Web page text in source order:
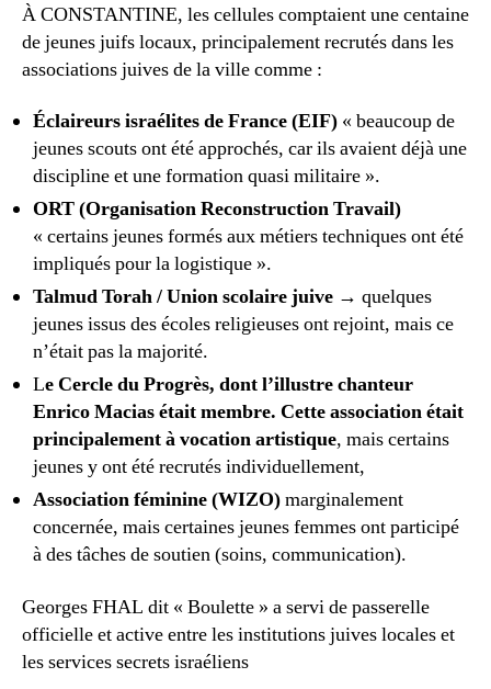
À CONSTANTINE, les cellules comptaient une centaine
de jeunes juifs locaux, principalement recrutés dans les
associations juives de la ville comme :
Éclaireurs israélites de France (EIF) « beaucoup de
jeunes scouts ont été approchés, car ils avaient déjà une
discipline et une formation quasi militaire ».
ORT (Organisation Reconstruction Travail)
« certains jeunes formés aux métiers techniques ont été
impliqués pour la logistique ».
Talmud Torah / Union scolaire juive → quelques
jeunes issus des écoles religieuses ont rejoint, mais ce
n’était pas la majorité.
Le Cercle du Progrès, dont l’illustre chanteur
Enrico Macias était membre. Cette association était
principalement à vocation artistique, mais certains
jeunes y ont été recrutés individuellement,
Association féminine (WIZO)marginalement
concernée, mais certaines jeunes femmes ont participé
à des tâches de soutien (soins, communication).
Georges FHAL dit « Boulette » a servi de passerelle
officielle et active entre les institutions juives locales et
les services secrets israéliens